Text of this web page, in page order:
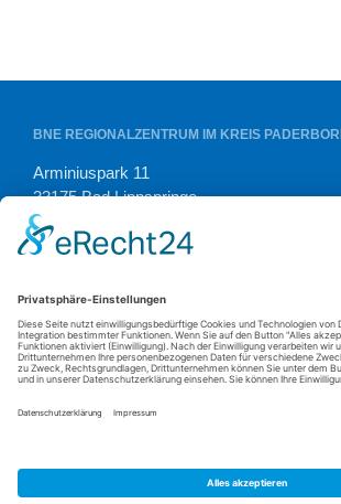
BNE REGIONALZENTRUM IM KREIS
Arminiuspark 11
33175 Bad Lippspringe
Tel. (05252) 938 01 54
E-Mail:kontakt@bne-pb.de
OFFIZIELLER ANSPRECHPARTNER FÜR DAS
GEFÖRDERT DURCH DAS: